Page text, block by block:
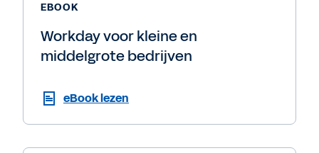
EBOOK
Workday voor kleine en
middelgrote bedrijven
eBook lezen